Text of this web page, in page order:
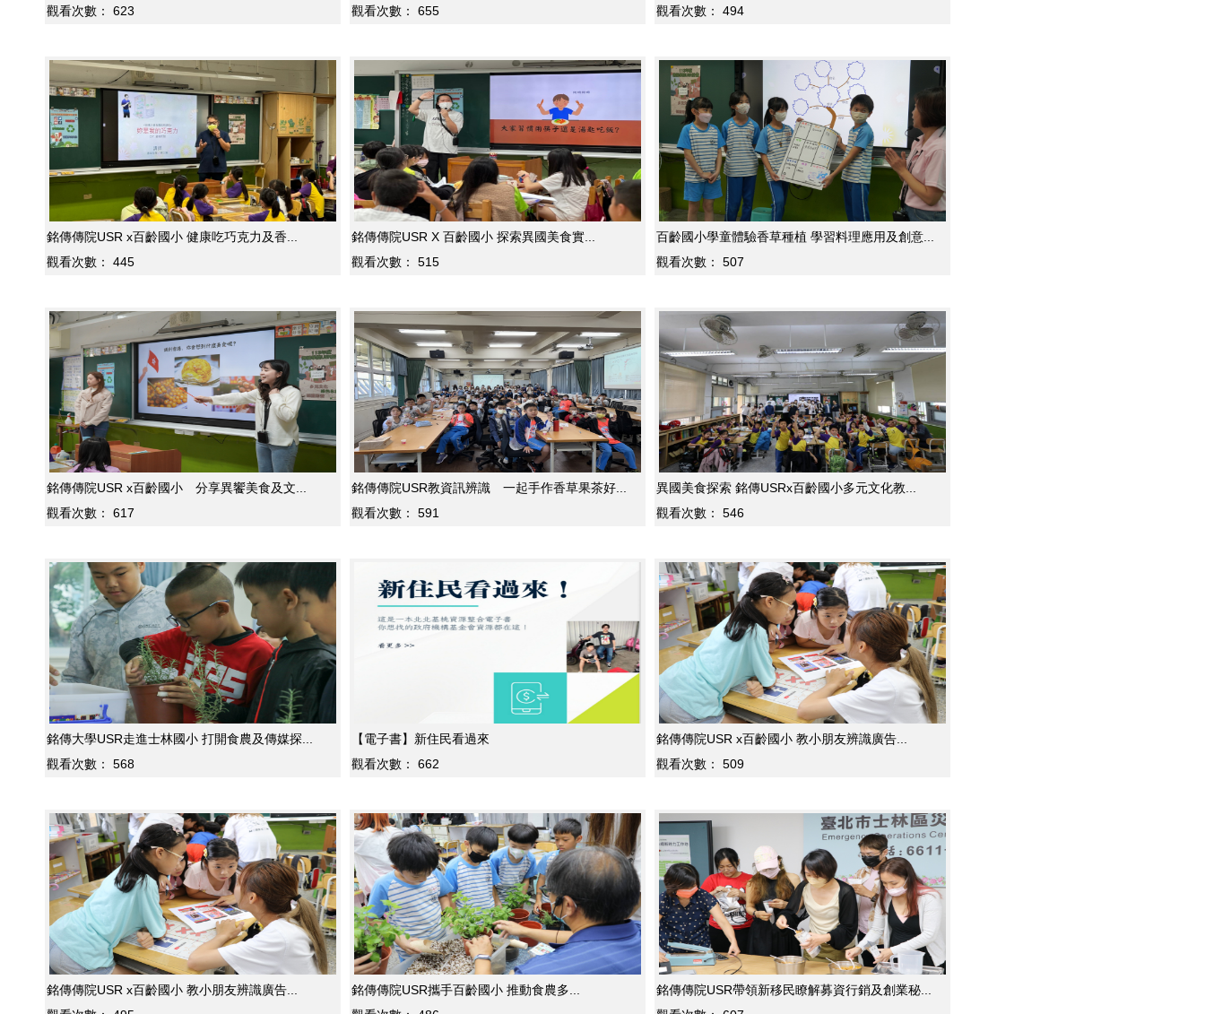
觀看次數：
623
觀看次數：
655
觀看次數：
494
銘傳傳院USR x百齡國小 健康吃巧克力及香...
觀看次數：
445
銘傳傳院USR X 百齡國小 探索異國美食實...
觀看次數：
515
百齡國小學童體驗香草種植 學習料理應用及創意...
觀看次數：
507
銘傳傳院USR x百齡國小 分享異饗美食及文...
觀看次數：
617
銘傳傳院USR教資訊辨識 一起手作香草果茶好...
觀看次數：
591
異國美食探索 銘傳USRx百齡國小多元文化教...
觀看次數：
546
銘傳大學USR走進士林國小 打開食農及傳媒探...
觀看次數：
568
【電子書】新住民看過來
觀看次數：
662
銘傳傳院USR x百齡國小 教小朋友辨識廣告...
觀看次數：
509
銘傳傳院USR x百齡國小 教小朋友辨識廣告...
銘傳傳院USR攜手百齡國小 推動食農多...
銘傳傳院USR帶領新移民瞭解募資行銷及創業秘...